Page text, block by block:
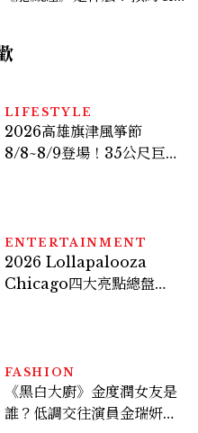
LIFESTYLE
2026高雄旗津風箏節
8/8~8/9登場！35公尺巨大
ENTERTAINMENT
2026 Lollapalooza
Chicago四大亮點總盤
FASHION
《黑白大廚》金度潤女友是
誰？低調交往演員金瑞妍、